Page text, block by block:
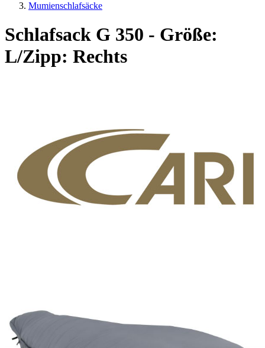
Mumienschlafsäcke
Schlafsack G 350 - Größe:
L/Zipp: Rechts